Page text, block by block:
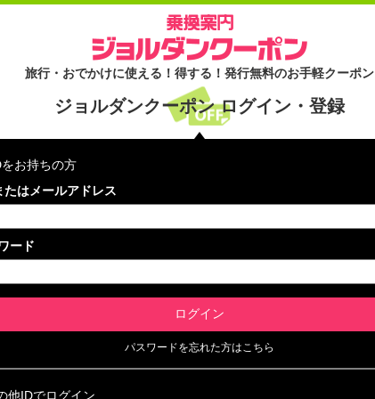
旅行・おでかけに使える！得する！発行無料のお手軽クーポン
ジョルダンクーポン ログイン・登録
お持ちの方
たはメールアドレス
ード
パスワードを忘れた方はこちら
他IDでログイン